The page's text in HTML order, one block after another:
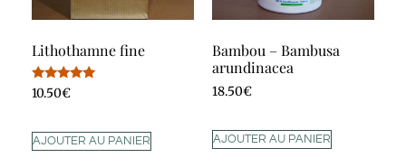
Lithothamne fine
Note
5.00
10.50€
AJOUTER AU PANIER
Bambou – Bambusa
arundinacea
18.50€
AJOUTER AU PANIER